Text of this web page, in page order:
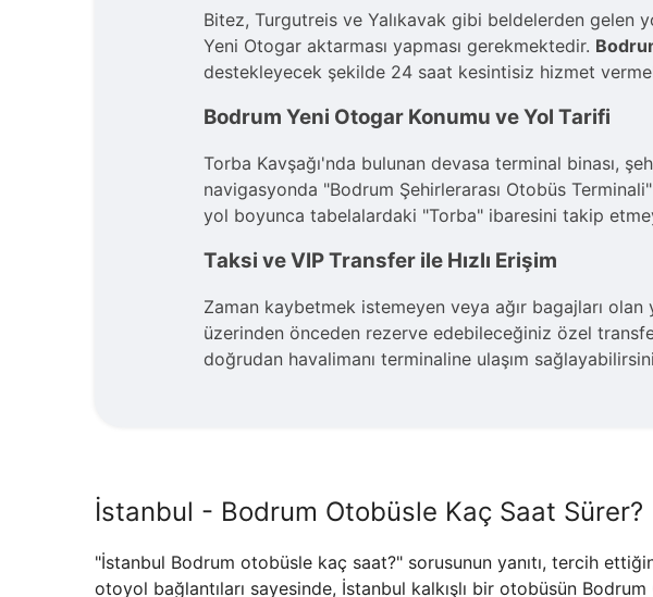
Bitez, Turgutreis ve Yalıkavak gibi beldelerden gelen
Yeni Otogar aktarması yapması gerekmektedir.
destekleyecek şekilde 24 saat kesintisiz hizmet
Bodrum Yeni Otogar Konumu ve Yol Tarifi
Torba Kavşağı'nda bulunan devasa terminal binası,
navigasyonda "Bodrum Şehirlerarası Otobüs
yol boyunca tabelalardaki "Torba" ibaresini takip
Taksi ve VIP Transfer ile Hızlı Erişim
Zaman kaybetmek istemeyen veya ağır bagajları
üzerinden önceden rezerve edebileceğiniz özel
doğrudan havalimanı terminaline ulaşım
İstanbul - Bodrum Otobüsle Kaç Saat Sürer?
"İstanbul Bodrum otobüsle kaç saat?" sorusunun yanıtı, tercih
otoyol bağlantıları sayesinde, İstanbul kalkışlı bir otobüsün Bodrum